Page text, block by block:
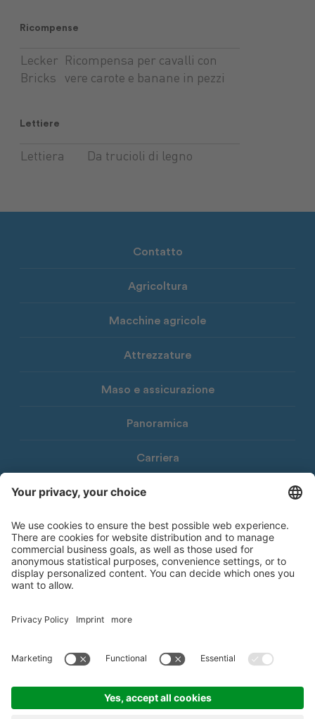
Ricompense
Lecker
Bricks
Ricompensa per cavalli con
vere carote e banane in pezzi
Lettiere
Lettiera Da trucioli di legno
Contatto
Agricoltura
Macchine agricole
Attrezzature
Maso e assicurazione
Panoramica
Carriera
Download
Newsletter Consorzio Agrario
© 2026 Consorzio Agrario di Bolzano Società Cooperativa
Note legali
Dichiarazione di accessibilità
Informativa
Impostazioni cookie
Sitemap